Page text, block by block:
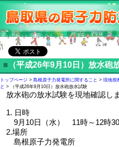
■ （平成26年9月10日）放水砲
トップページ > 島根原子力発電所に関すること > 現地視
と > （平成26年9月10日）放水砲放水試験
放水砲の放水試験を現地確認し
1. 日時
9月10日（水） 11時～12時
2.場所
島根原子力発電所